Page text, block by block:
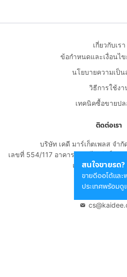
สนใจขายรถ?
ขายดีออโต้และ
ประเทศพร้อม
เกี่ยวกับเรา
ข้อกำหนดและเงื่อนไ
นโยบายความเป็
วิธีการใช้งา
เทคนิคซื้อขายป
ติดต่อเรา
บริษัท เคดี มาร์เก็ตเพลส จำ
เลขที่ 554/117 อาคารสกายไนน์ เซ็นเ
แขวงดินแดง เขต
กรุงเทพมหานคร